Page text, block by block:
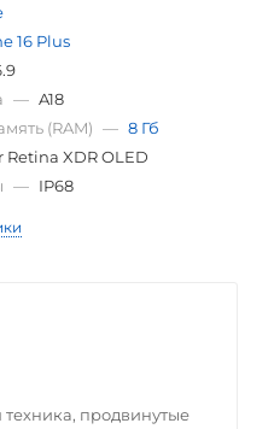
16 Plus
— A18
(RAM) — 8 Гб
Retina XDR OLED
— IP68
техника, продвинутые